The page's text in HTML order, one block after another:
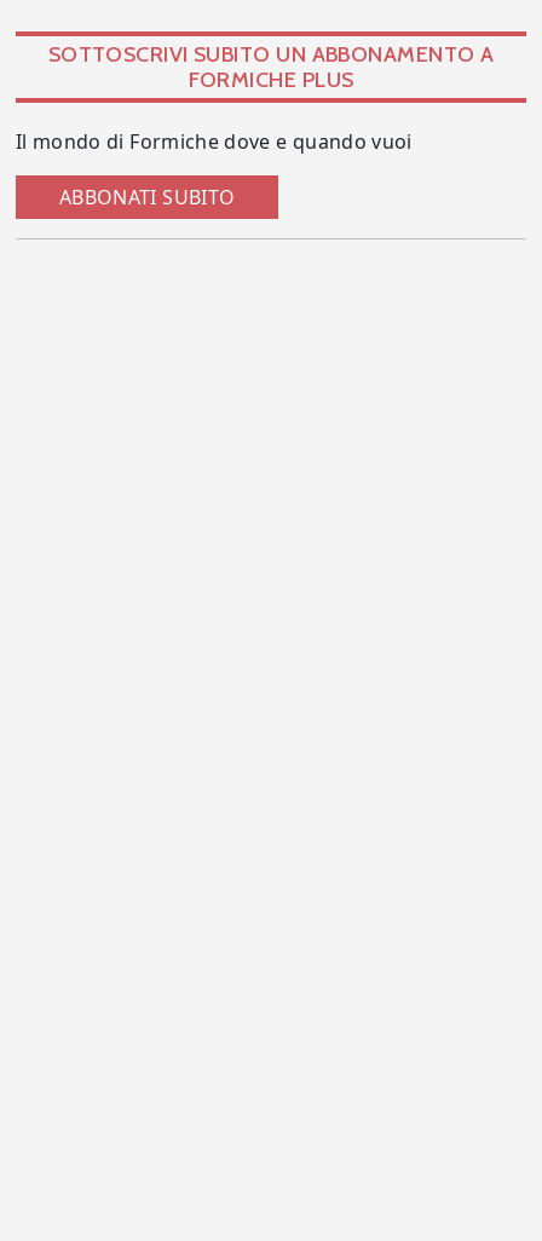
SOTTOSCRIVI SUBITO UN ABBONAMENTO A
FORMICHE PLUS
Il mondo di Formiche dove e quando vuoi
ABBONATI SUBITO